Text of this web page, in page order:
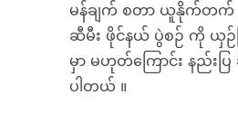
မန်ချက် စတာ ယူနိုက်တက် ဟ
ဆီမီး ဖိုင်နယ် ပွဲစဉ် ကို ယှဉ်
မှာ မဟုတ်ကြောင်း နည်းပ
ပါတယ် ။